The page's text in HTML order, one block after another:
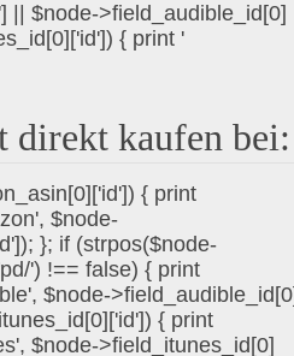
|| $node->field_audible_id[0]
{ print '
direkt kaufen bei:
{ print
$node-
}; if (strpos($node-
') !== false) { print
$node-
{ print
$node->field_itunes_id[0]